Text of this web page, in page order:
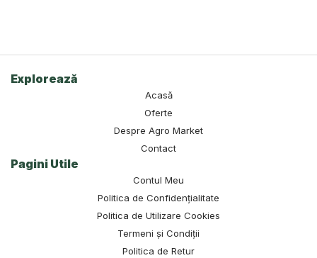
Explorează
Acasă
Oferte
Despre Agro Market
Contact
Pagini Utile
Contul Meu
Politica de Confidențialitate
Politica de Utilizare Cookies
Termeni și Condiții
Politica de Retur